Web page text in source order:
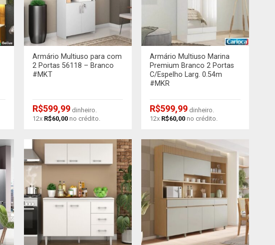
+
Armário Multiuso para com
2 Portas 56118 – Branco
#MKT
R$599,99 dinheiro.
12x R$60,00no crédito.
+
Armário Multiuso Marina
Premium Branco 2 Portas
C/Espelho Larg. 0.54m
#MKR
R$599,99 dinheiro.
12x R$60,00 no crédito.
+ +